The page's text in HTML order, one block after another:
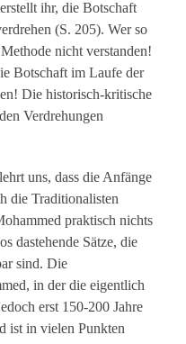
ihr, die Botschaft
(S. 205). Wer so
nicht verstanden!
Botschaft im Laufe der
Die historisch-kritische
Verdrehungen
uns, dass die Anfänge
die Traditionalisten
praktisch nichts
dastehende Sätze, die
sind. Die
in der die eigentlich
erst 150-200 Jahre
ist in vielen Punkten